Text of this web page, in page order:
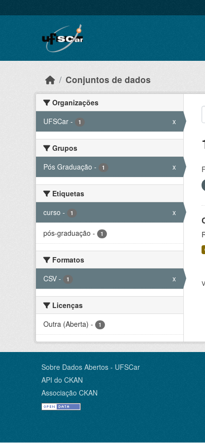
Conjuntos de dados
Organizações
UFSCar - 1 x
Grupos
Pós Graduação - 1 x
Etiquetas
curso - 1 x
pós-graduação - 1
Formatos
CSV - 1 x
Licenças
Outra (Aberta) - 1
Sobre Dados Abertos - UFSCar
API do CKAN
Associação CKAN